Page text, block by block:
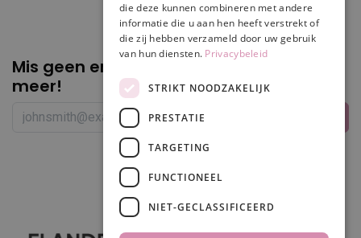
Mis geen enkele
promotie of korting
meer!
die deze kunnen combineren met andere
informatie die u aan hen heeft verstrekt of
die zij hebben verzameld door uw gebruik
van hun diensten. Privacybeleid
STRIKT NOODZAKELIJK
PRESTATIE
TARGETING
FUNCTIONEEL
NIET-GECLASSIFICEERD